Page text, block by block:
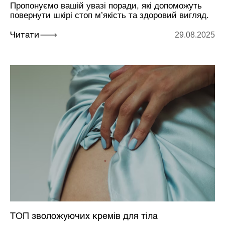
Пропонуємо вашій увазі поради, які допоможуть
повернути шкірі стоп м’якість та здоровий вигляд.
Читати 29.08.2025
ТОП зволожуючих кремів для тіла